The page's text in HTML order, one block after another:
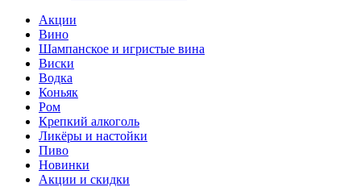
Акции
Вино
Шампанское и игристые вина
Виски
Водка
Коньяк
Ром
Крепкий алкоголь
Ликёры и настойки
Пиво
Новинки
Акции и скидки